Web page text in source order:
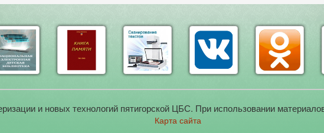
и новых технологий пятигорской ЦБС. При использовании
Карта сайта